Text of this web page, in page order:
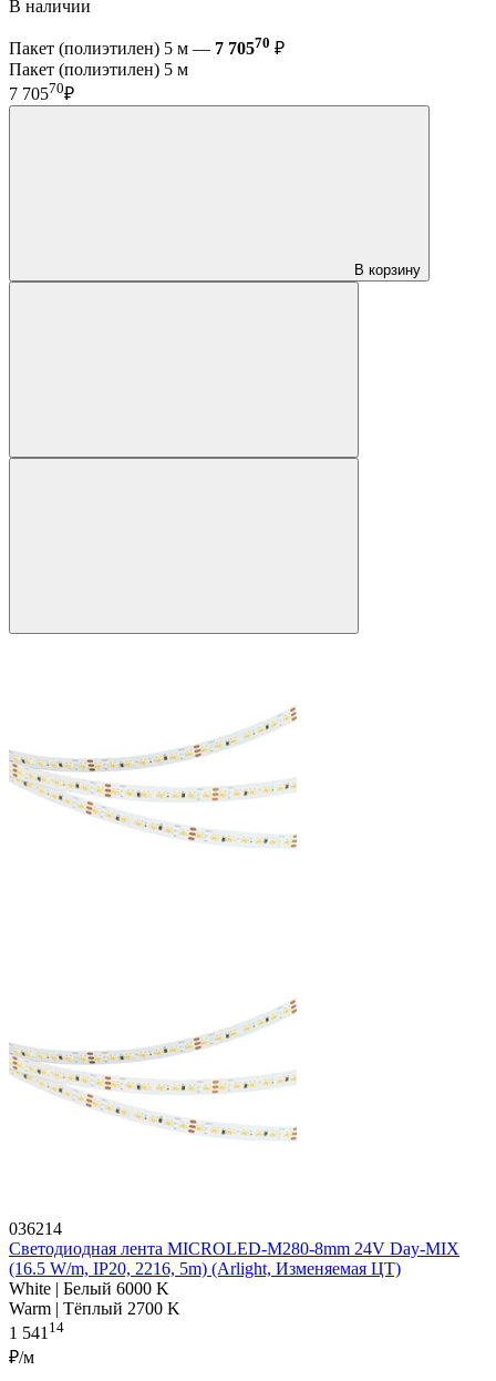
В наличии
Пакет (полиэтилен) 5 м — 7 70570 ₽
Пакет (полиэтилен) 5 м
7 70570₽
В корзину
036214
Светодиодная лента MICROLED-M280-8mm 24V Day-MIX
(16.5 W/m, IP20, 2216, 5m) (Arlight, Изменяемая ЦТ)
White | Белый 6000 K
Warm | Тёплый 2700 K
1 54114
₽/м